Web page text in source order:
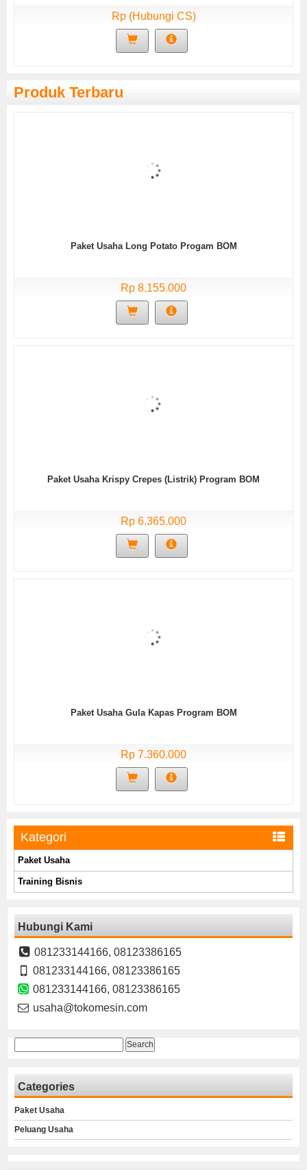
Rp (Hubungi CS)
Produk Terbaru
Paket Usaha Long Potato Progam BOM
Rp 8.155.000
Paket Usaha Krispy Crepes (Listrik) Program BOM
Rp 6.365.000
Paket Usaha Gula Kapas Program BOM
Rp 7.360.000
Kategori
Paket Usaha
Training Bisnis
Hubungi Kami
081233144166, 08123386165
081233144166, 08123386165
081233144166, 08123386165
usaha@tokomesin.com
for:
Categories
Paket Usaha
Peluang Usaha